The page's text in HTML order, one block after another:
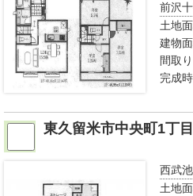
前沢
土地
建物
間取
完成
東久留米市中央町1丁目
西武
土地